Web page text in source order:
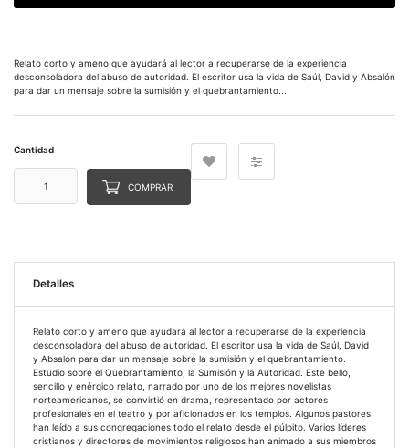
Relato corto y ameno que ayudará al lector a recuperarse de la experiencia
desconsoladora del abuso de autoridad. El escritor usa la vida de Saúl, David y Absalón
para dar un mensaje sobre la sumisión y el quebrantamiento...
Cantidad
COMPRAR
Detalles
Relato corto y ameno que ayudará al lector a recuperarse de la experiencia
desconsoladora del abuso de autoridad. El escritor usa la vida de Saúl, David
y Absalón para dar un mensaje sobre la sumisión y el quebrantamiento.
Estudio sobre el Quebrantamiento, la Sumisión y la Autoridad. Este bello,
sencillo y enérgico relato, narrado por uno de los mejores novelistas
norteamericanos, se convirtió en drama, representado por actores
profesionales en el teatro y por aficionados en los templos. Algunos pastores
han leído a sus congregaciones todo el relato desde el púlpito. Varios líderes
cristianos y directores de movimientos religiosos han animado a sus miembros